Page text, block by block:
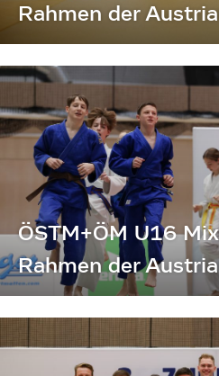
Rahmen der
ÖSTM+ÖM U16
Rahmen der